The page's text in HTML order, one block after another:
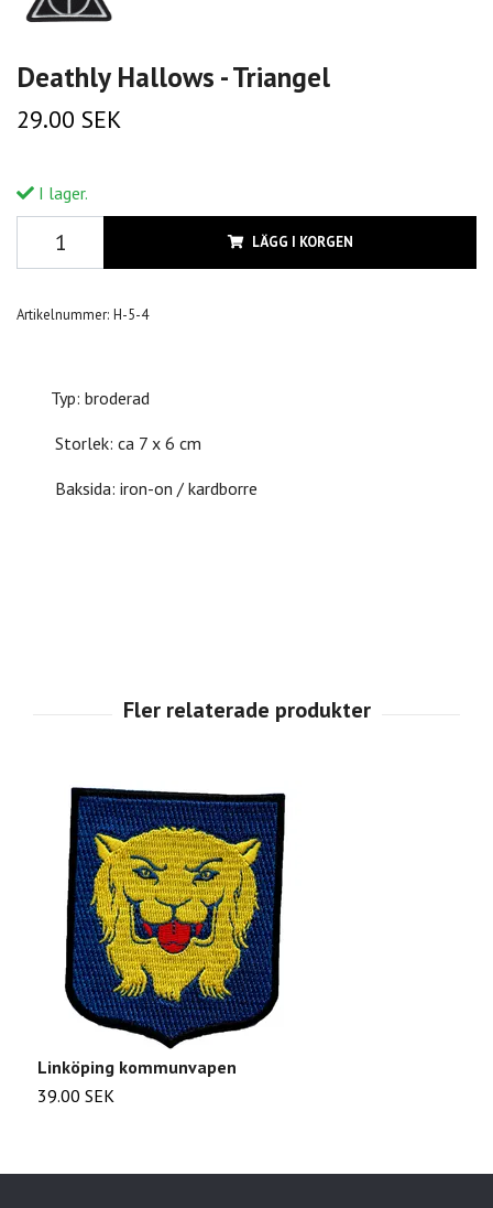
Deathly Hallows - Triangel
29.00 SEK
I lager.
LÄGG I KORGEN
Artikelnummer: H-5-4
Typ: broderad
Storlek: ca 7 x 6 cm
Baksida: iron-on / kardborre
Linköping kommunvapen
39.00 SEK